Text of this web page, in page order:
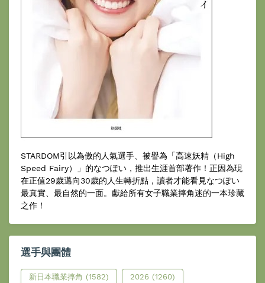
STARDOM引以為傲的人氣選手、被譽為「高速妖精（High
Speed Fairy）」的なつぽい，推出生涯首部著作！正因為現
在正值29歲邁向30歲的人生轉折點，讀者才能看見なつぽい
最真實、最自然的一面。獻給所有女子職業摔角迷的一本珍藏
之作！
選手與團體
新日本職業摔角 (1582) 2026 (1260)